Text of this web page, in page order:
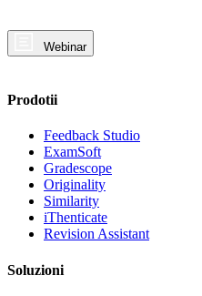
Webinar
Prodotii
Feedback Studio
ExamSoft
Gradescope
Originality
Similarity
iThenticate
Revision Assistant
Soluzioni